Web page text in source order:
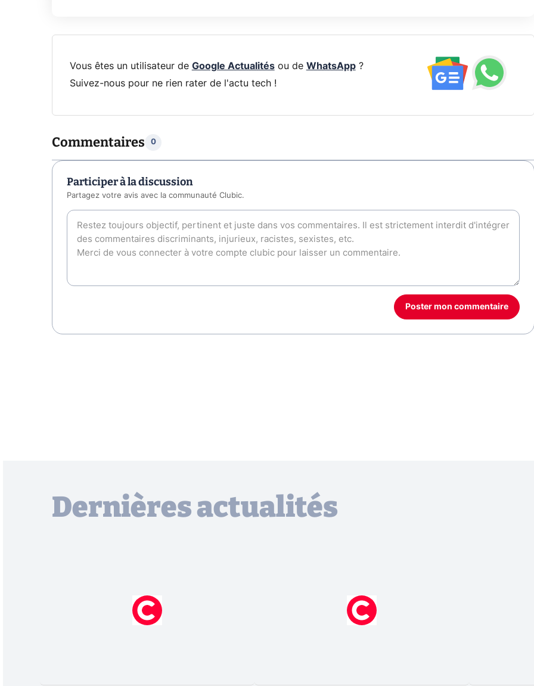
Vous êtes un utilisateur de Google Actualitésou de WhatsApp?
Suivez-nous pour ne rien rater de l'actu tech !
Commentaires 0
Participer à la discussion
Partagez votre avis avec la communauté Clubic.
Poster mon commentaire
Dernières actualités